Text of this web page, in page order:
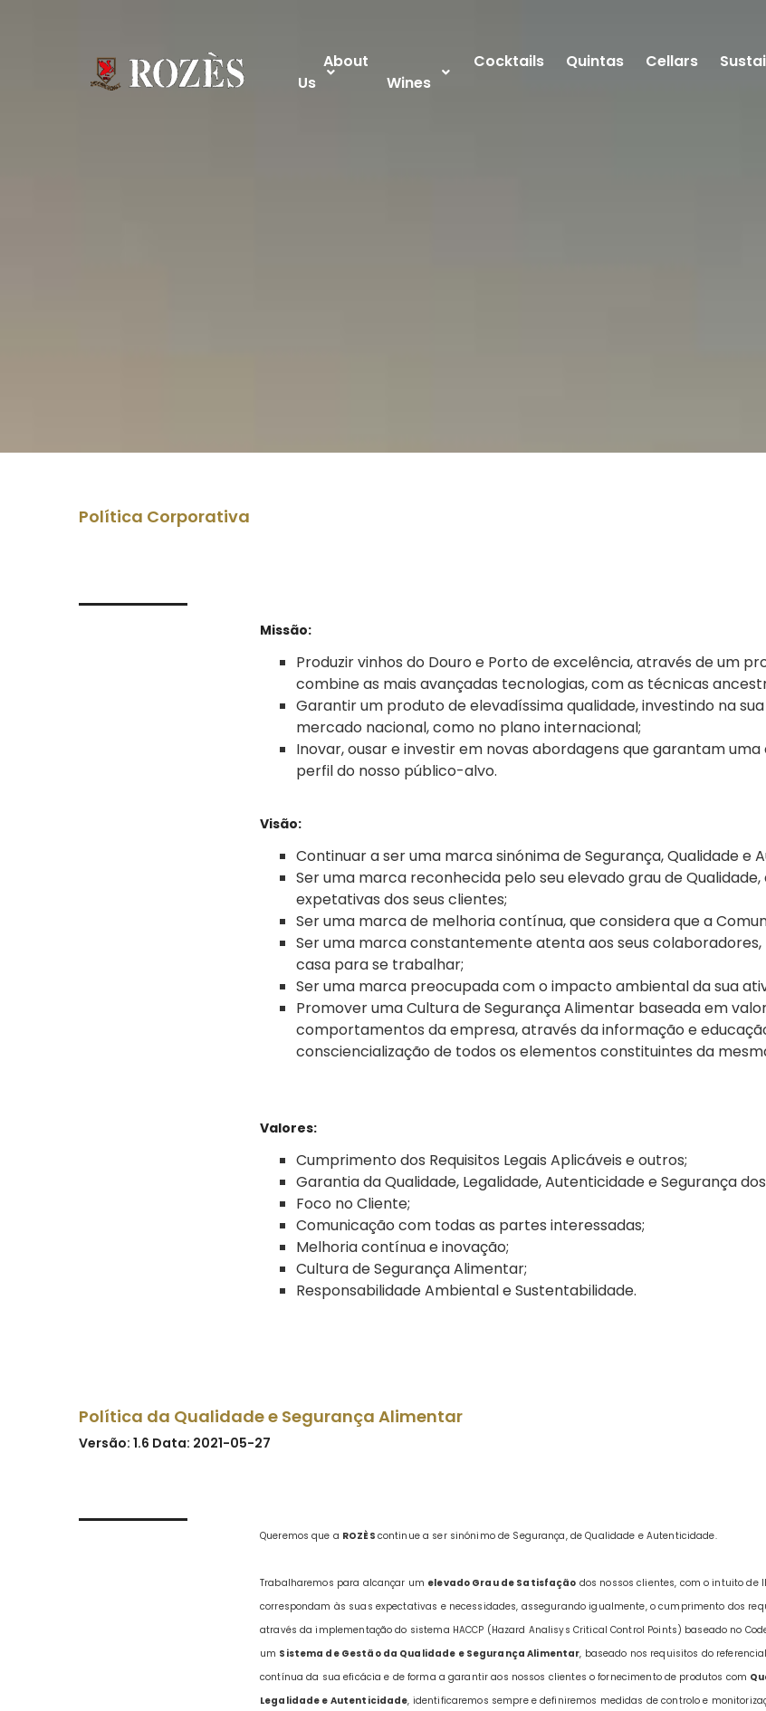
About
Us
Wines
Cocktails Quintas Cellars
Política Corporativa
Missão:
Produzir vinhos do Douro e Porto de excelência, através de um
combine as mais avançadas tecnologias, com as técnicas
Garantir um produto de elevadíssima qualidade, investindo na
mercado nacional, como no plano internacional;
Inovar, ousar e investir em novas abordagens que garantam
perfil do nosso público-alvo.
Visão:
Continuar a ser uma marca sinónima de Segurança, Qualidade e
Ser uma marca reconhecida pelo seu elevado grau de
expetativas dos seus clientes;
Ser uma marca de melhoria contínua, que considera que a
Ser uma marca constantemente atenta aos seus
casa para se trabalhar;
Ser uma marca preocupada com o impacto ambiental da sua
Promover uma Cultura de Segurança Alimentar baseada em
comportamentos da empresa, através da informação e
consciencialização de todos os elementos constituintes da
Valores:
Cumprimento dos Requisitos Legais Aplicáveis e outros;
Garantia da Qualidade, Legalidade, Autenticidade e Segurança
Foco no Cliente;
Comunicação com todas as partes interessadas;
Melhoria contínua e inovação;
Cultura de Segurança Alimentar;
Responsabilidade Ambiental e Sustentabilidade.
Política da Qualidade e Segurança Alimentar
Versão: 1.6 Data: 2021-05-27
Queremos que a ROZÈS continue a ser sinónimo de Segurança, de Qualidade e Autenticidade.
Trabalharemos para alcançar um elevado Grau de Satisfação dos nossos clientes, com o intuito de
correspondam às suas expectativas e necessidades, assegurando igualmente, o cumprimento dos
através da implementação do sistema HACCP (Hazard Analisys Critical Control Points) baseado no
um Sistema de Gestão da Qualidade e Segurança Alimentar, baseado nos requisitos do
contínua da sua eficácia e de forma a garantir aos nossos clientes o fornecimento de produtos com
Legalidade e Autenticidade, identificaremos sempre e definiremos medidas de controlo e